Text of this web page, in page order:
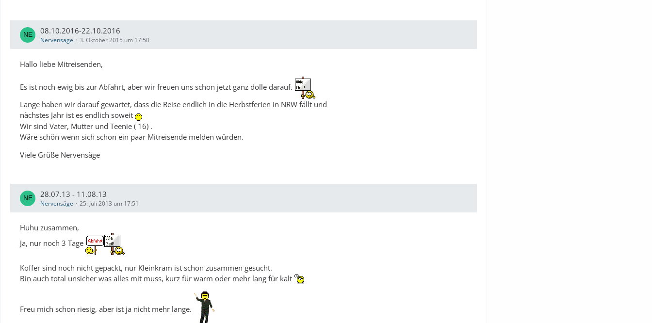
08.10.2016-22.10.2016
Nervensäge 3. Oktober 2015 um 17:50
Hallo liebe Mitreisenden,
Es ist noch ewig bis zur Abfahrt, aber wir freuen uns schon jetzt ganz dolle darauf.
Lange haben wir darauf gewartet, dass die Reise endlich in die Herbstferien in NRW fällt und
nächstes Jahr ist es endlich soweit
Wir sind Vater, Mutter und Teenie ( 16) .
Wäre schön wenn sich schon ein paar Mitreisende melden würden.
Viele Grüße Nervensäge
28.07.13 - 11.08.13
Nervensäge 25. Juli 2013 um 17:51
Huhu zusammen,
Ja, nur noch 3 Tage
Koffer sind noch nicht gepackt, nur Kleinkram ist schon zusammen gesucht.
Bin auch total unsicher was alles mit muss, kurz für warm oder mehr lang für kalt
Freu mich schon riesig, aber ist ja nicht mehr lange.